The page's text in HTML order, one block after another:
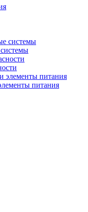
питания